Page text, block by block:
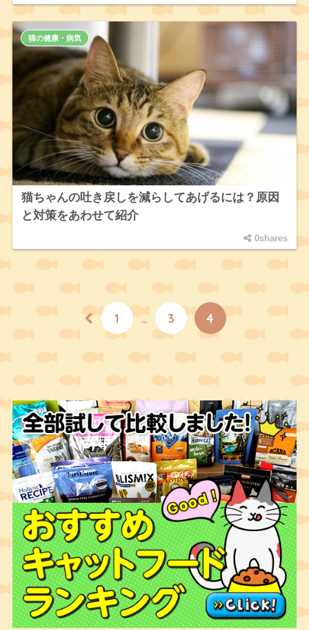
猫ちゃんの吐き戻しを減らしてあげるには？原因
と対策をあわせて紹介
0shares
猫の健康・病気
1 … 3 4